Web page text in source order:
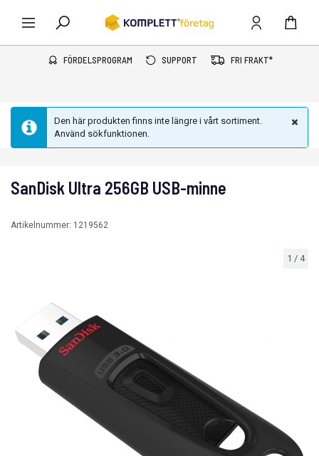
FÖRDELSPROGRAM SUPPORT FRI FRAKT*
Den här produkten finns inte längre i vårt sortiment.
Använd sökfunktionen.
1 / 4
SanDisk Ultra 256GB USB-minne
Artikelnummer: 1219562